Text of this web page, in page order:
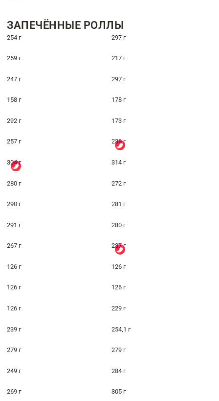
ЗАПЕЧЁННЫЕ РОЛЛЫ
254 г 297 г
259 г 217 г
247 г 297 г
158 г 178 г
292 г 173 г
257 г 238 г
304 г 314 г
280 г 272 г
290 г 281 г
291 г 280 г
267 г 237 г
126 г 126 г
126 г 126 г
126 г 229 г
239 г 254,1 г
279 г 279 г
249 г 284 г
269 г 305 г